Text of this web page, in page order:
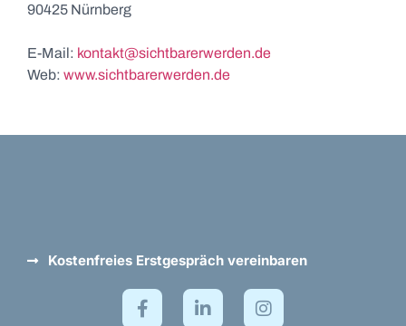
90425 Nürnberg
E-Mail: kontakt@sichtbarerwerden.de
Web: www.sichtbarerwerden.de
Kostenfreies Erstgespräch vereinbaren